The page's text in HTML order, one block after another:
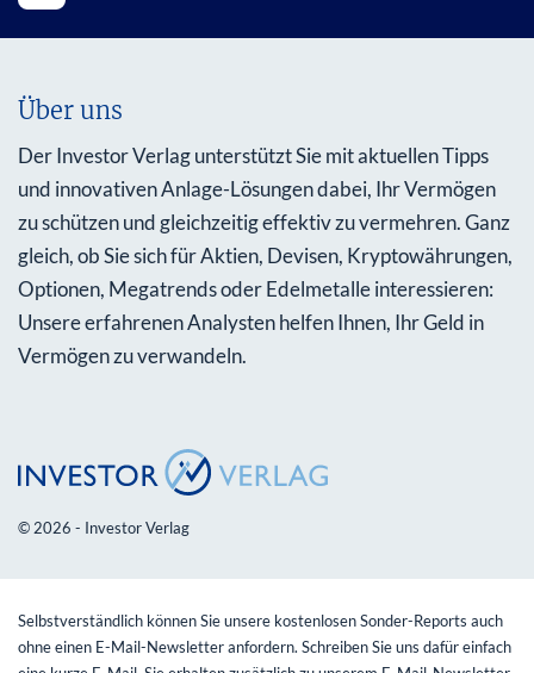
Über uns
Der Investor Verlag unterstützt Sie mit aktuellen Tipps
und innovativen Anlage-Lösungen dabei, Ihr Vermögen
zu schützen und gleichzeitig effektiv zu vermehren. Ganz
gleich, ob Sie sich für Aktien, Devisen, Kryptowährungen,
Optionen, Megatrends oder Edelmetalle interessieren:
Unsere erfahrenen Analysten helfen Ihnen, Ihr Geld in
Vermögen zu verwandeln.
© 2026 - Investor Verlag
Selbstverständlich können Sie unsere kostenlosen Sonder-Reports auch
ohne einen E-Mail-Newsletter anfordern. Schreiben Sie uns dafür einfach